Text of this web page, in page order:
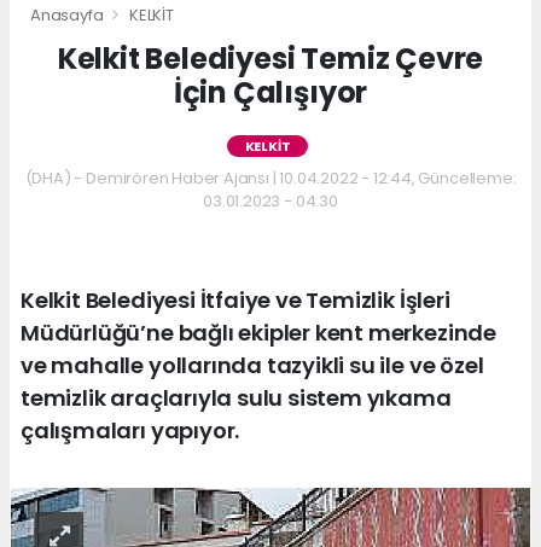
Anasayfa KELKİT
Kelkit Belediyesi Temiz Çevre
İçin Çalışıyor
KELKİT
(DHA) - Demirören Haber Ajansı | 10.04.2022 - 12:44, Güncelleme:
03.01.2023 - 04:30
Kelkit Belediyesi İtfaiye ve Temizlik İşleri
Müdürlüğü’ne bağlı ekipler kent merkezinde
ve mahalle yollarında tazyikli su ile ve özel
temizlik araçlarıyla sulu sistem yıkama
çalışmaları yapıyor.